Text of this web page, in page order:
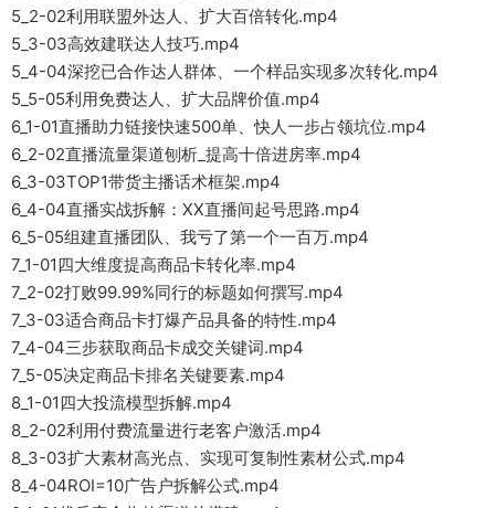
5_2-02利用联盟外达人、扩大百倍转化.mp4
5_3-03高效建联达人技巧.mp4
5_4-04深挖已合作达人群体、一个样品实现多次转化.mp4
5_5-05利用免费达人、扩大品牌价值.mp4
6_1-01直播助力链接快速500单、快人一步占领坑位.mp4
6_2-02直播流量渠道刨析_提高十倍进房率.mp4
6_3-03TOP1带货主播话术框架.mp4
6_4-04直播实战拆解：XX直播间起号思路.mp4
6_5-05组建直播团队、我亏了第一个一百万.mp4
7_1-01四大维度提高商品卡转化率.mp4
7_2-02打败99.99%同行的标题如何撰写.mp4
7_3-03适合商品卡打爆产品具备的特性.mp4
7_4-04三步获取商品卡成交关键词.mp4
7_5-05决定商品卡排名关键要素.mp4
8_1-01四大投流模型拆解.mp4
8_2-02利用付费流量进行老客户激活.mp4
8_3-03扩大素材高光点、实现可复制性素材公式.mp4
8_4-04ROI=10广告户拆解公式.mp4